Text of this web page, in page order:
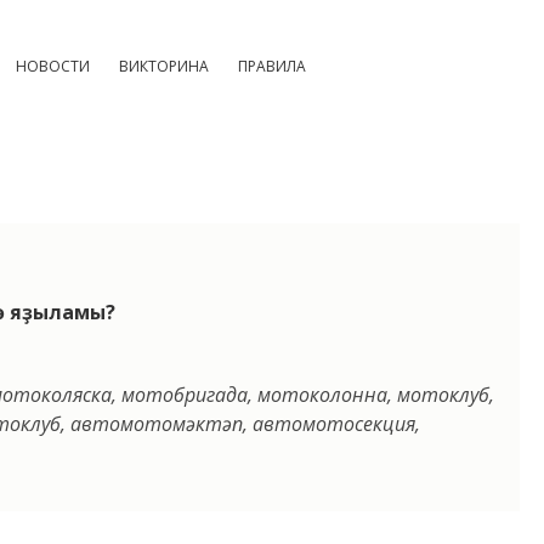
НОВОСТИ ВИКТОРИНА ПРАВИЛА
яҙыламы?
мотобригада, мотоколонна, мотоклуб,
автомотомәктәп, автомотосекция,